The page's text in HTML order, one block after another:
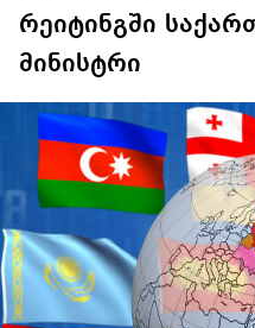
რეიტინგში
მინისტრი